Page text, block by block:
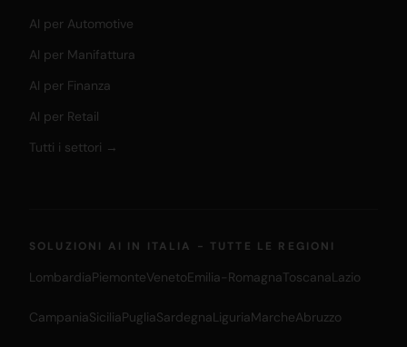
AI per Automotive
AI per Manifattura
AI per Finanza
AI per Retail
Tutti i settori →
SOLUZIONI AI IN ITALIA - TUTTE LE REGIONI
LombardiaPiemonteVenetoEmilia-RomagnaToscanaLazio
CampaniaSiciliaPugliaSardegnaLiguriaMarcheAbruzzo